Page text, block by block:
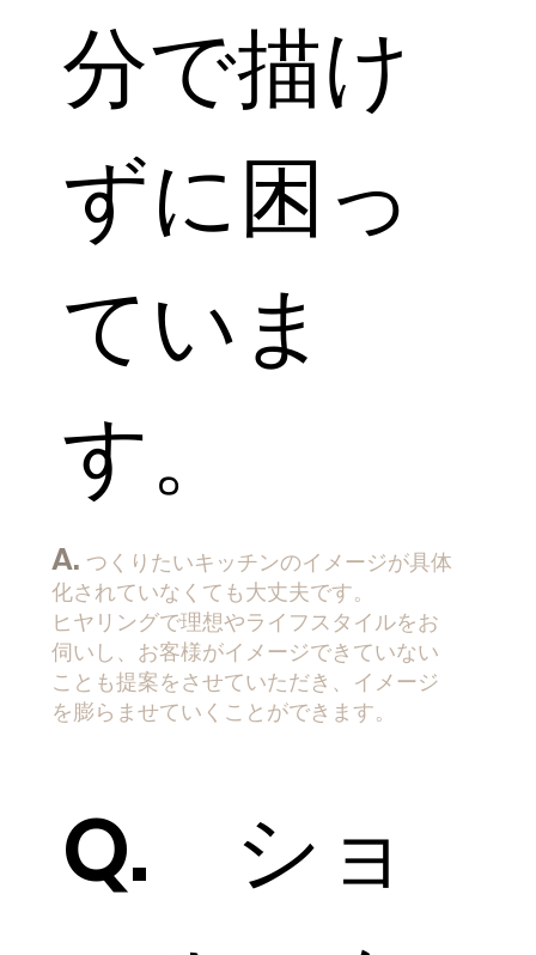
A. つくりたいキッチンのイメージが具体
化されていなくても大丈夫です。
ヒヤリングで理想やライフスタイルをお
伺いし、お客様がイメージできていない
ことも提案をさせていただき、イメージ
を膨らませて​いくことができます。
分で描け
ずに困っ
ていま
す。
Q. ショ